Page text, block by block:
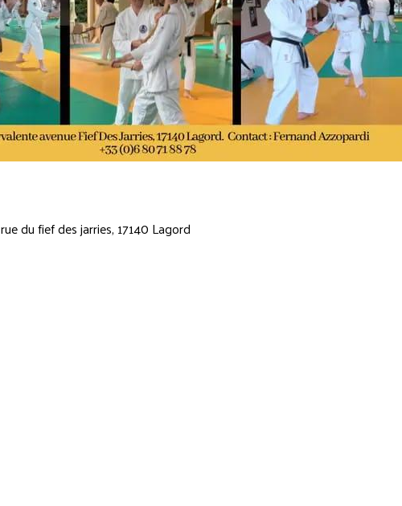
rue du fief des jarries, 17140 Lagord